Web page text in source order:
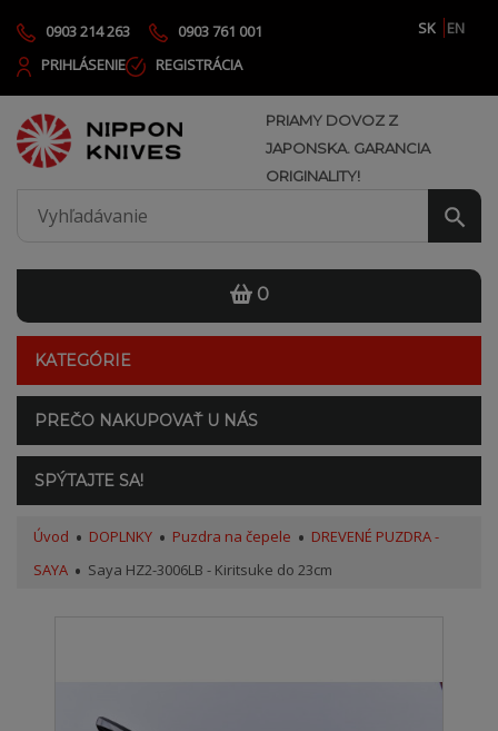
0903 214 263 0903 761 001 SK
EN
PRIHLÁSENIE
REGISTRÁCIA
PRIAMY DOVOZ Z
JAPONSKA. GARANCIA
ORIGINALITY!
0
KATEGÓRIE
PREČO NAKUPOVAŤ U NÁS
SPÝTAJTE SA!
Úvod DOPLNKY Puzdra na čepele
DREVENÉ PUZDRA -
SAYA
Saya HZ2-3006LB - Kiritsuke do 23cm